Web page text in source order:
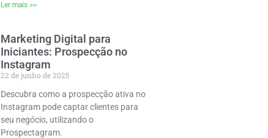
Ler mais >>
Marketing Digital para
Iniciantes: Prospecção no
Instagram
22 de junho de 2025
Descubra como a prospecção ativa no
Instagram pode captar clientes para
seu negócio, utilizando o
Prospectagram.